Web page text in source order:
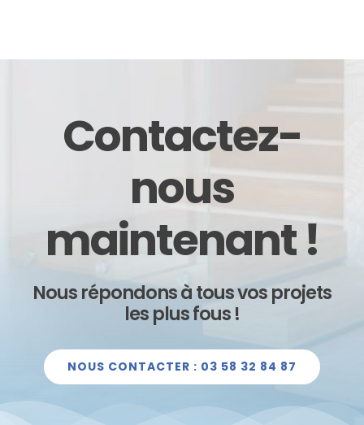
Contactez-
nous
maintenant !
Nous répondons à tous vos projets
les plus fous !
NOUS CONTACTER : 03 58 32 84 87